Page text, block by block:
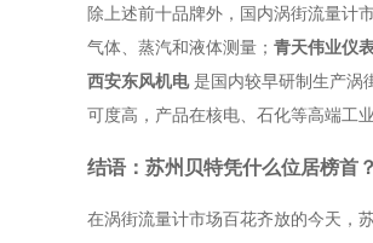
除上述前十品牌外，国内涡街流量计
气体、蒸汽和液体测量； 青天伟业仪
西安东风机电 是国内较早研制生产涡
可度高，产品在核电、石化等高端工
结语：苏州贝特凭什么位居榜首？
在涡街流量计市场百花齐放的今天，